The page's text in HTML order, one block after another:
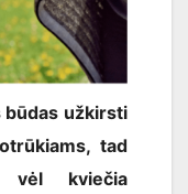
būdas užkirsti
tad
vėl kviečia